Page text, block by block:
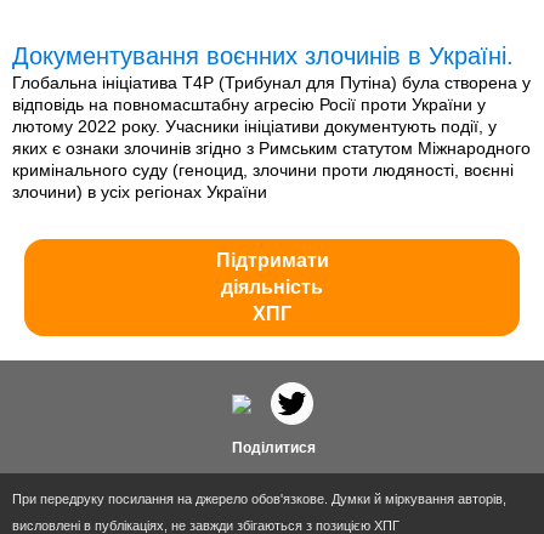
Документування воєнних злочинів в Україні.
Глобальна ініціатива T4P (Трибунал для Путіна) була створена у
відповідь на повномасштабну агресію Росії проти України у
лютому 2022 року. Учасники ініціативи документують події, у
яких є ознаки злочинів згідно з Римським статутом Міжнародного
кримінального суду (геноцид, злочини проти людяності, воєнні
злочини) в усіх регіонах України
Підтримати
діяльність
ХПГ
Поділитися
При передруку посилання на джерело обов'язкове. Думки й міркування авторів,
висловлені в публікаціях, не завжди збігаються з позицією ХПГ